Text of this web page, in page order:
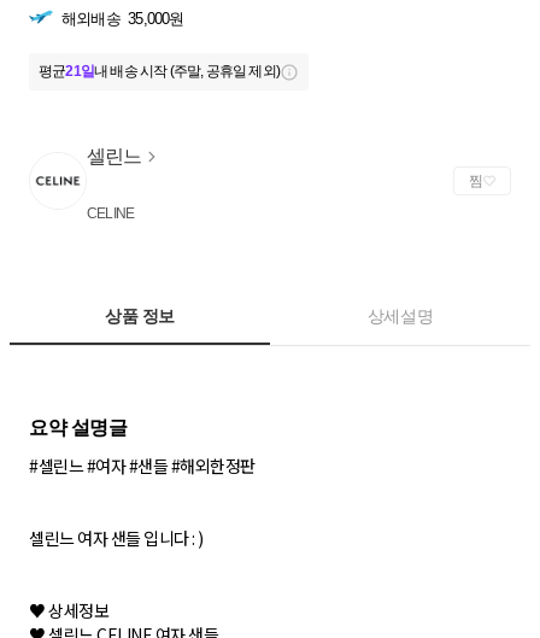
해외배송 35,000원
평균21일내 배송 시작 (주말, 공휴일 제외)
셀린느
CELINE
찜
상품 정보 상세설명
요약 설명글
#셀린느 #여자 #샌들 #해외한정판
셀린느 여자 샌들 입니다 : )
♥ 상세정보